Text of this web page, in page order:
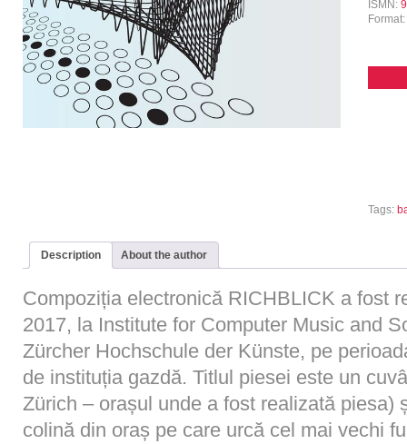
ISMN:
Format:
Tags:
Description About the author
Compoziția electronică RICHBLICK a fost
2017, la Institute for Computer Music and
Zürcher Hochschule der Künste, pe
de instituția gazdă. Titlul piesei este un
Zürich – orașul unde a fost realizată
colină din oraș pe care urcă cel mai vechi